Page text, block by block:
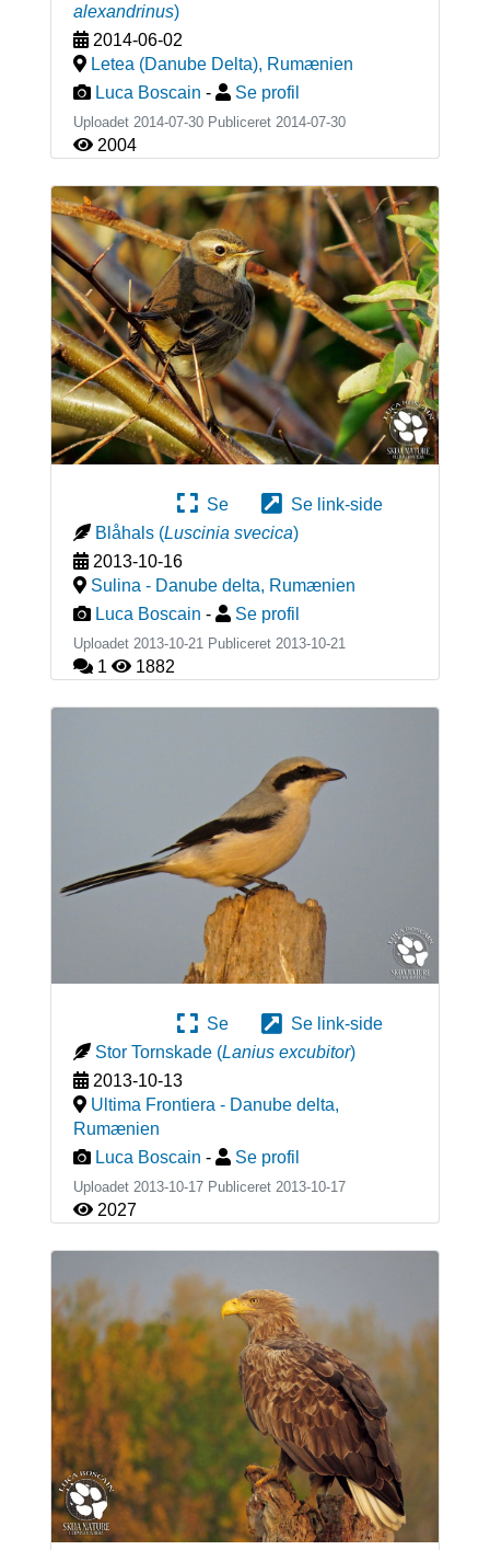
alexandrinus)
2014-06-02
Letea (Danube Delta), Rumænien
Luca Boscain - Se profil
Uploadet 2014-07-30 Publiceret 2014-07-30
2004
Se
Se link-side
Blåhals (Luscinia svecica)
2013-10-16
Sulina - Danube delta, Rumænien
Luca Boscain - Se profil
Uploadet 2013-10-21 Publiceret 2013-10-21
1 1882
Se
Se link-side
Stor Tornskade (Lanius excubitor)
2013-10-13
Ultima Frontiera - Danube delta,
Rumænien
Luca Boscain - Se profil
Uploadet 2013-10-17 Publiceret 2013-10-17
2027